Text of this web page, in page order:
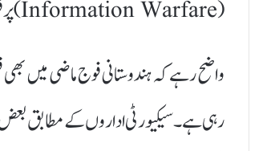
(Information Warfare) پر فوج کی داخلی چوکسی کو مزید مضبوط بنائے گا۔
واضح رہے کہ ہندوستانی فوج ماضی میں بھی
رہی ہے۔ سیکیورٹی اداروں کے مطابق بعض